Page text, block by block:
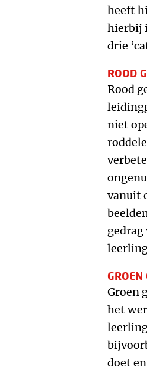
heeft
hierbij
drie
ROOD
Rood
niet
vanuit
GROEN
Groen
het
doet